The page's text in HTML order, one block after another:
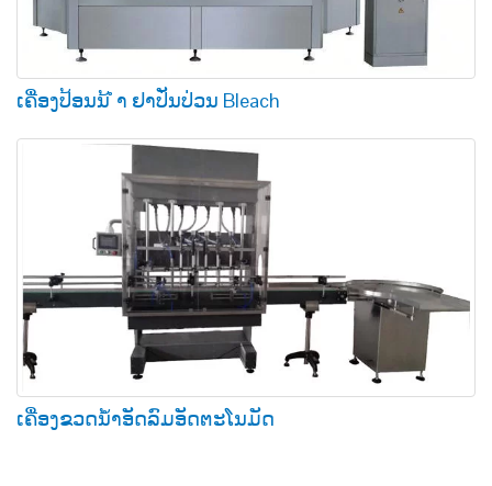
ເຄື່ອງປ້ອນນ້ ຳ ຢາປັ່ນປ່ວນ Bleach
ເຄື່ອງຂວດນໍ້າອັດລົມອັດຕະໂນມັດ